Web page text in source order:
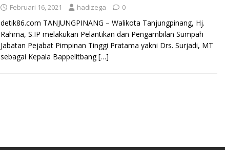
Februari 16, 2021 hadizega 0
detik86.com TANJUNGPINANG – Walikota Tanjungpinang, Hj.
Rahma, S.IP melakukan Pelantikan dan Pengambilan Sumpah
Jabatan Pejabat Pimpinan Tinggi Pratama yakni Drs. Surjadi, MT
sebagai Kepala Bappelitbang[…]